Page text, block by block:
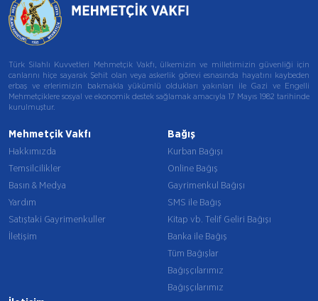
Türk Silahlı Kuvvetleri Mehmetçik Vakfı, ülkemizin ve milletimizin güvenliği için
canlarını hiçe sayarak Şehit olan veya askerlik görevi esnasında hayatını kaybeden
erbaş ve erlerimizin bakmakla yükümlü oldukları yakınları ile Gazi ve Engelli
Mehmetçiklere sosyal ve ekonomik destek sağlamak amacıyla 17 Mayıs 1982 tarihinde
kurulmuştur.
Mehmetçik Vakfı
Hakkımızda
Temsilcilikler
Basın & Medya
Yardım
Satıştaki Gayrimenkuller
İletişim
Bağış
Kurban Bağışı
Online Bağış
Gayrimenkul Bağışı
SMS ile Bağış
Kitap vb. Telif Geliri Bağışı
Banka ile Bağış
Tüm Bağışlar
Bağışçılarımız
Bağışçılarımız